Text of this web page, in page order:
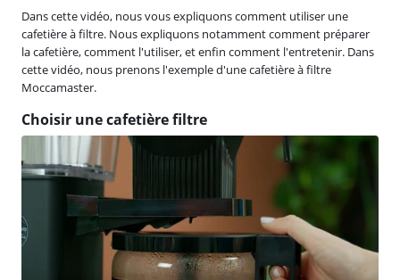
Dans cette vidéo, nous vous expliquons comment utiliser une
cafetière à filtre. Nous expliquons notamment comment préparer
la cafetière, comment l'utiliser, et enfin comment l'entretenir. Dans
cette vidéo, nous prenons l'exemple d'une cafetière à filtre
Moccamaster.
Choisir une cafetière filtre